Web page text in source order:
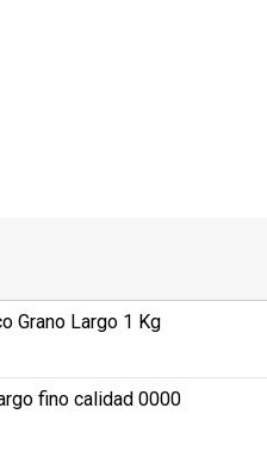
Grano Largo 1 Kg
fino calidad 0000